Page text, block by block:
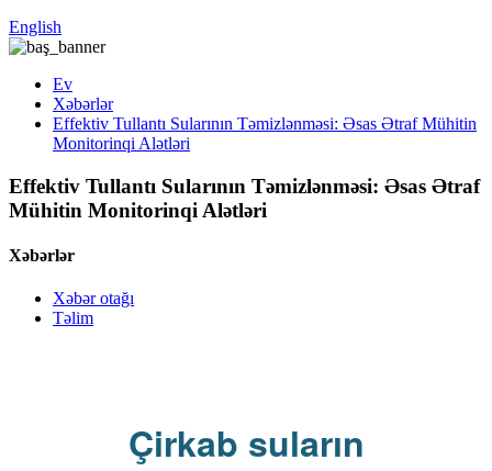
English
Ev
Xəbərlər
Effektiv Tullantı Sularının Təmizlənməsi: Əsas Ətraf Mühitin
Monitorinqi Alətləri
Effektiv Tullantı Sularının Təmizlənməsi: Əsas Ətraf
Mühitin Monitorinqi Alətləri
Xəbərlər
Xəbər otağı
Təlim
Çirkab suların